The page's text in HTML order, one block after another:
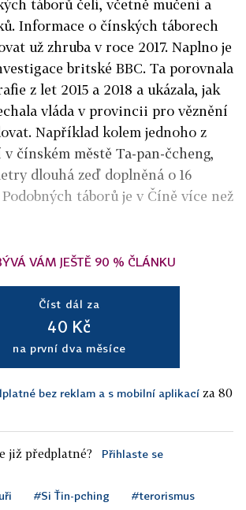
táborů čelí, včetně mučení a
Informace o čínských táborech
už zhruba v roce 2017. Naplno je
britské BBC. Ta porovnala
z let 2015 a 2018 a ukázala, jak
vláda v provincii pro věznění
Například kolem jednoho z
čínském městě Ta-pan-čcheng,
dlouhá zeď doplněná o 16
táborů je v Číně více než
VÁM JEŠTĚ 90 % ČLÁNKU
Číst dál za
40 Kč
na první dva měsíce
bez reklam a s mobilní aplikací za 80
již předplatné? Přihlaste se
#Si Ťin-pching #terorismus